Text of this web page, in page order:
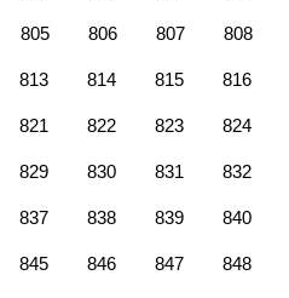
805 806 807 808
813 814 815 816
821 822 823 824
829 830 831 832
837 838 839 840
845 846 847 848